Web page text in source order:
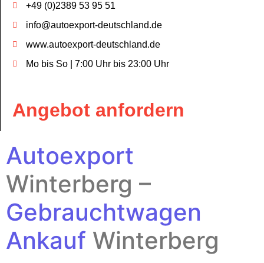
+49 (0)2389 53 95 51
info@autoexport-deutschland.de
www.autoexport-deutschland.de
Mo bis So | 7:00 Uhr bis 23:00 Uhr
Angebot anfordern
Autoexport
Winterberg –
Gebrauchtwagen
Ankauf Winterberg